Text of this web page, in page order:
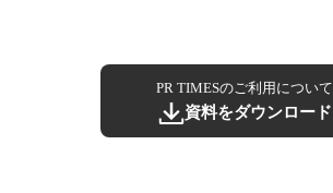
PR TIMESのご利用について
資料をダウンロード